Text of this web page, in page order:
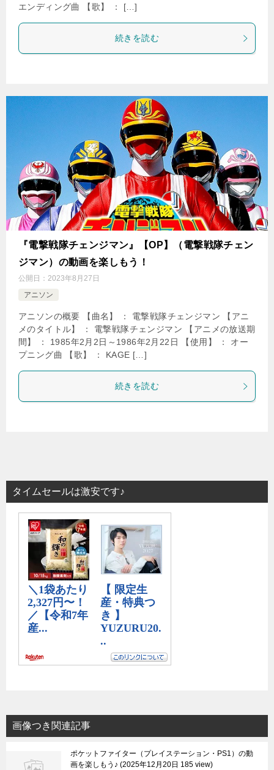
エンディング曲 【歌】 ： […]
続きを読む
『電撃戦隊チェンジマン』【OP】（電撃戦隊チェン
ジマン）の動画を楽しもう！
公開日： 2023年8月27日
アニソン
アニソンの概要 【曲名】 ： 電撃戦隊チェンジマン 【アニ
メのタイトル】 ： 電撃戦隊チェンジマン 【アニメの放送期
間】 ： 1985年2月2日～1986年2月22日 【使用】 ： オー
プニング曲 【歌】 ： KAGE […]
続きを読む
タイムセールは激安です♪
画像つき関連記事
ポケットファイター（プレイステーション・PS1）の動
画を楽しもう♪ 2025年12月20日 185 view